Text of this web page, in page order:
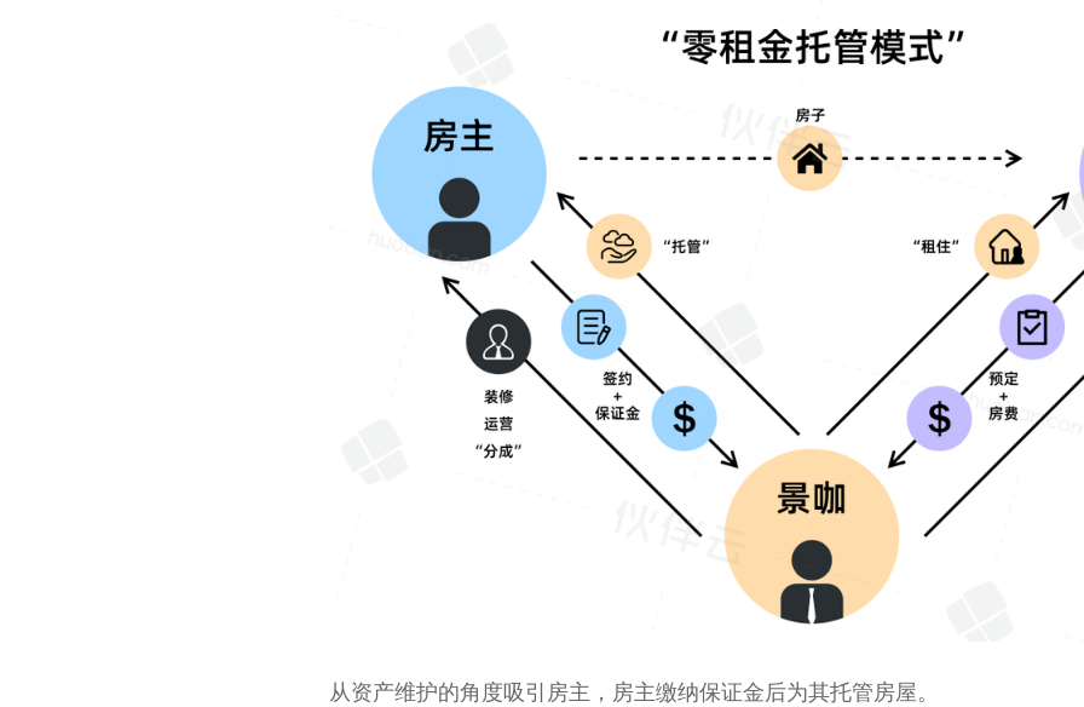
从资产维护的角度吸引房主，房主缴纳保证金后为其托管房屋。